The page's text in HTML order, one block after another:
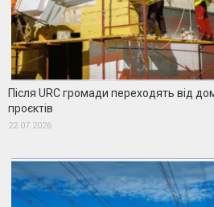
Після URC громади переходять від
проєктів
22.07.2026